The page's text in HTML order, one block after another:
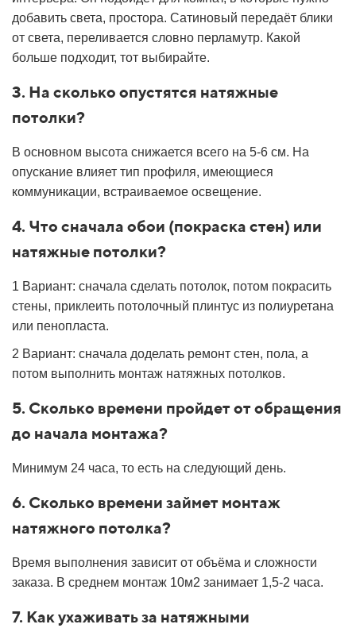
добавить света, простора. Сатиновый передаёт блики
от света, переливается словно перламутр. Какой
больше подходит, тот выбирайте.
3. На сколько опустятся натяжные
потолки?
В основном высота снижается всего на 5-6 см. На
опускание влияет тип профиля, имеющиеся
коммуникации, встраиваемое освещение.
4. Что сначала обои (покраска стен) или
натяжные потолки?
1 Вариант: сначала сделать потолок, потом покрасить
стены, приклеить потолочный плинтус из полиуретана
или пенопласта.
2 Вариант: сначала доделать ремонт стен, пола, а
потом выполнить монтаж натяжных потолков.
5. Сколько времени пройдет от обращения
до начала монтажа?
Минимум 24 часа, то есть на следующий день.
6. Сколько времени займет монтаж
натяжного потолка?
Время выполнения зависит от объёма и сложности
заказа. В среднем монтаж 10м2 занимает 1,5-2 часа.
7. Как ухаживать за натяжными